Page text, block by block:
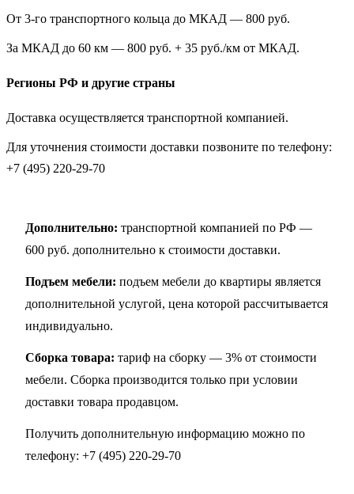
От 3-го транспортного кольца до МКАД — 800 руб.
За МКАД до 60 км — 800 руб. + 35 руб./км от МКАД.
Регионы РФ и другие страны
Доставка осуществляется транспортной компанией.
Для уточнения стоимости доставки позвоните по телефону:
+7 (495) 220-29-70
Дополнительно: транспортной компанией по РФ —
600 руб. дополнительно к стоимости доставки.
Подъем мебели: подъем мебели до квартиры является
дополнительной услугой, цена которой рассчитывается
индивидуально.
Сборка товара: тариф на сборку — 3% от стоимости
мебели. Сборка производится только при условии
доставки товара продавцом.
Получить дополнительную информацию можно по
телефону: +7 (495) 220-29-70